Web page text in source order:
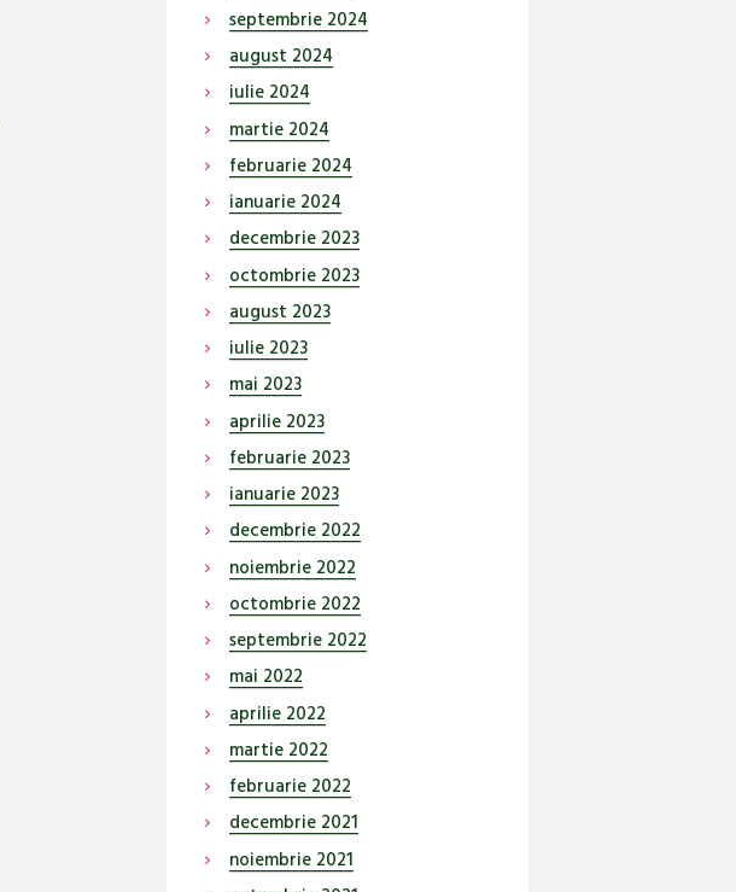
septembrie 2024
august 2024
iulie 2024
martie 2024
februarie 2024
ianuarie 2024
decembrie 2023
octombrie 2023
august 2023
iulie 2023
mai 2023
aprilie 2023
februarie 2023
ianuarie 2023
decembrie 2022
noiembrie 2022
octombrie 2022
septembrie 2022
mai 2022
aprilie 2022
martie 2022
februarie 2022
decembrie 2021
noiembrie 2021